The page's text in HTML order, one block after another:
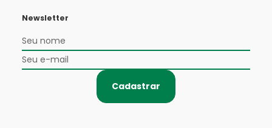
Newsletter
Cadastrar